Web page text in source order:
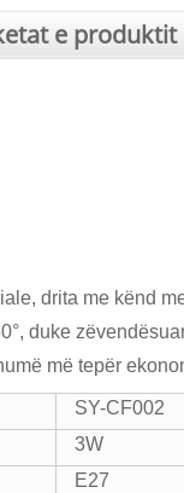
e produktit
drita me kënd
duke
më tepër
SY-CF002
3W
E27